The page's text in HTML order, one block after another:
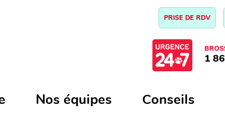
PRISE DE RDV
1
Nos équipes Conseils